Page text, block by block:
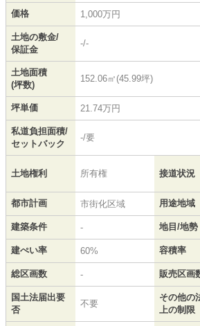
価格 1,000万円
土地の敷金/
保証金
-/-
土地面積
(坪数)
152.06㎡(45.99坪)
坪単価 21.74万円
私道負担面積/
セットバック
-/要
土地権利 所有権 接道状況
都市計画 市街化区域 用途地域
建築条件 - 地目/地勢
建ぺい率 60% 容積率
総区画数 - 販売区画
国土法届出要
否
不要
その他の
上の制限